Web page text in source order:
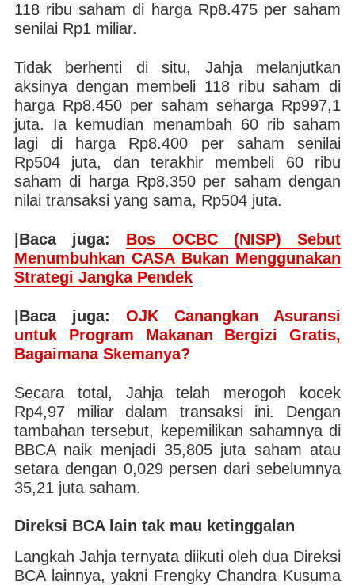
118 ribu saham di harga Rp8.475 per saham
senilai Rp1 miliar.
Tidak berhenti di situ, Jahja melanjutkan
aksinya dengan membeli 118 ribu saham di
harga Rp8.450 per saham seharga Rp997,1
juta. Ia kemudian menambah 60 rib saham
lagi di harga Rp8.400 per saham senilai
Rp504 juta, dan terakhir membeli 60 ribu
saham di harga Rp8.350 per saham dengan
nilai transaksi yang sama, Rp504 juta.
|Baca juga: Bos OCBC (NISP) Sebut
Menumbuhkan CASA Bukan Menggunakan
Strategi Jangka Pendek
|Baca juga: OJK Canangkan Asuransi
untuk Program Makanan Bergizi Gratis,
Bagaimana Skemanya?
Secara total, Jahja telah merogoh kocek
Rp4,97 miliar dalam transaksi ini. Dengan
tambahan tersebut, kepemilikan sahamnya di
BBCA naik menjadi 35,805 juta saham atau
setara dengan 0,029 persen dari sebelumnya
35,21 juta saham.
Direksi BCA lain tak mau ketinggalan
Langkah Jahja ternyata diikuti oleh dua Direksi
BCA lainnya, yakni Frengky Chandra Kusuma